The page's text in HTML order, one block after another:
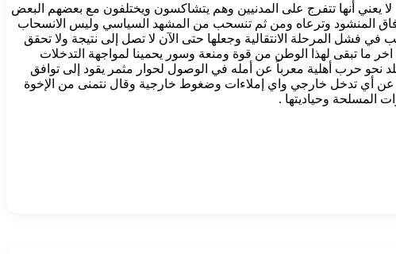
يعني أنها تتفرج على المدنيين وهم يتشاكسون ويختلفون مع بعضهم البعض
المنشود وترعاه ومن ثم تنسحب من المشهد السياسي وليس الانسحاب
فشل المرحلة الانتقالية وجعلها حتى الآن لا تصل إلى نتيجة ولا تحقق
ما تبقى لهذا الوطن من قوة ومنعة وسور يحمينا لمواجهة التدخلات
نحو حرب أهلية معرباً عن أمله في الوصول لحوار مثمر يقود إلى توافق
أي تدخل خارجي واي إملاءات وضغوط خارجية وقال نتمنى من الإخوة
المسلحة وحياديتها .